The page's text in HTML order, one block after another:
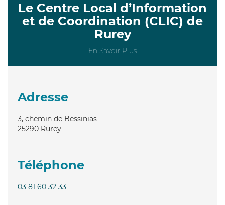
Le Centre Local d’Information
et de Coordination (CLIC) de
Rurey
En Savoir Plus
Adresse
3, chemin de Bessinias
25290 Rurey
Téléphone
03 81 60 32 33